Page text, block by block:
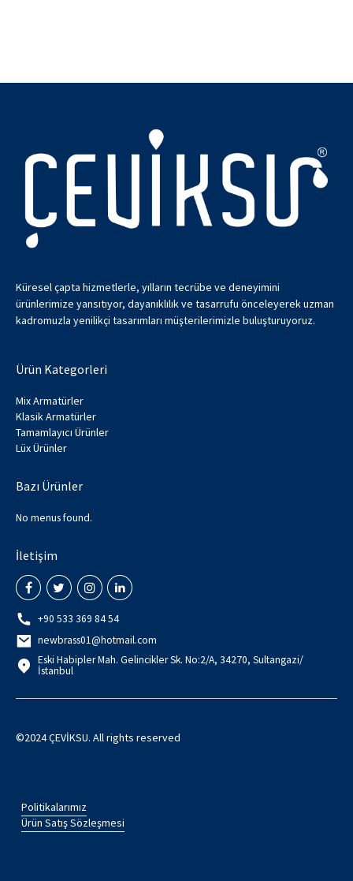
Küresel çapta hizmetlerle, yılların tecrübe ve deneyimini
ürünlerimize yansıtıyor, dayanıklılık ve tasarrufu önceleyerek uzman
kadromuzla yenilikçi tasarımları müşterilerimizle buluşturuyoruz.
Ürün Kategorleri
Mix Armatürler
Klasik Armatürler
Tamamlayıcı Ürünler
Lüx Ürünler
Bazı Ürünler
No menus found.
İletişim
+90 533 369 84 54
newbrass01@hotmail.com
Eski Habipler Mah. Gelincikler Sk. No:2/A, 34270, Sultangazi/
İstanbul
©2024 ÇEVİKSU. All rights reserved
Politikalarımız
Ürün Satış Sözleşmesi